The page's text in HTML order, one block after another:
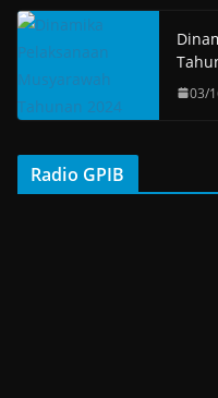
03/
Radio GPIB